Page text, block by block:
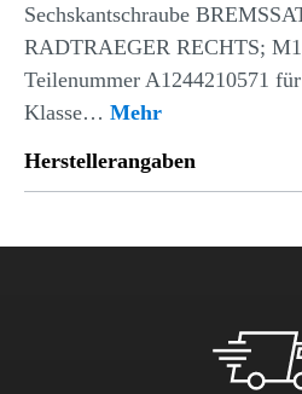
Sechskantschraube
RADTRAEGER RECHTS;
Teilenummer A1244210571
Klasse… Mehr
Herstellerangaben